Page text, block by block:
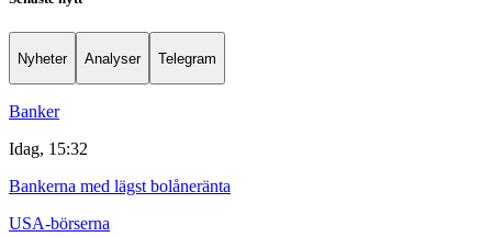
Nyheter Analyser Telegram
Banker
Idag, 15:32
Bankerna med lägst bolåneränta
USA-börserna